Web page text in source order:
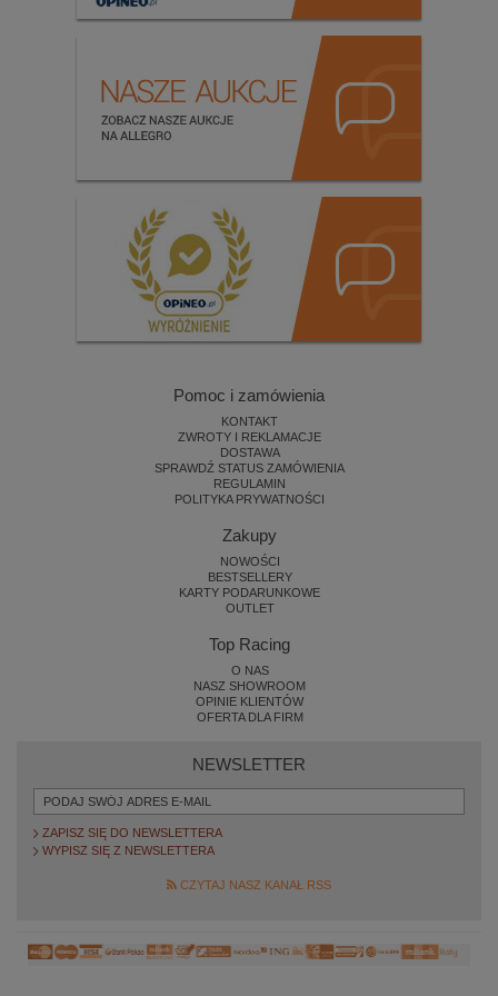
Pomoc i zamówienia
KONTAKT
ZWROTY I REKLAMACJE
DOSTAWA
SPRAWDŹ STATUS ZAMÓWIENIA
REGULAMIN
POLITYKA PRYWATNOŚCI
Zakupy
NOWOŚCI
BESTSELLERY
KARTY PODARUNKOWE
OUTLET
Top Racing
O NAS
NASZ SHOWROOM
OPINIE KLIENTÓW
OFERTA DLA FIRM
NEWSLETTER
ZAPISZ SIĘ DO NEWSLETTERA
WYPISZ SIĘ Z NEWSLETTERA
CZYTAJ NASZ KANAŁ RSS